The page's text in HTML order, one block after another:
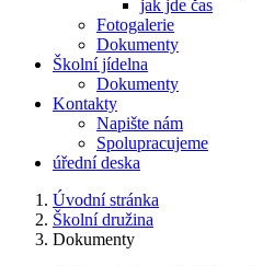
jak jde čas
Fotogalerie
Dokumenty
Školní jídelna
Dokumenty
Kontakty
Napište nám
Spolupracujeme
úřední deska
Úvodní stránka
Školní družina
Dokumenty